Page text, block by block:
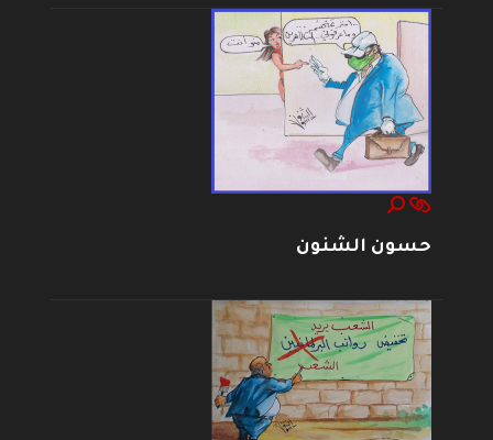
حسون الشنون